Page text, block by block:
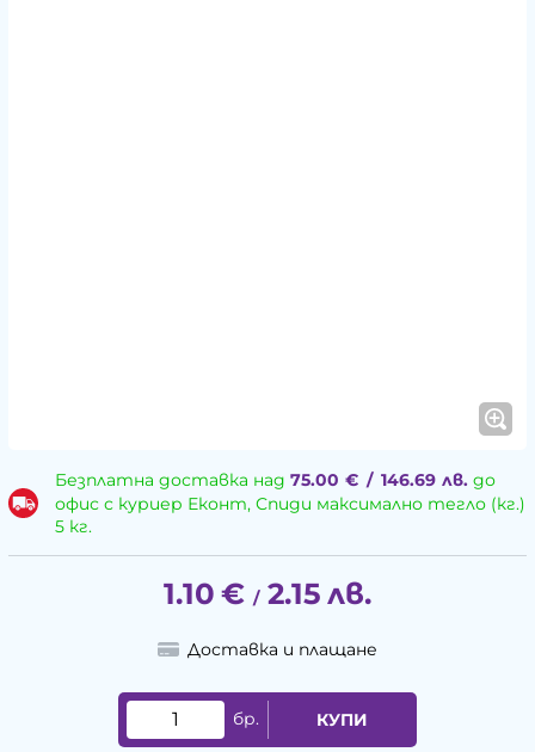
Безплатна доставка над 75.00 € / 146.69 лв.до
офис с куриер Еконт, Спиди максимално тегло (кг.)
5 кг.
1.10 € / 2.15 лв.
Доставка и плащане
бр. КУПИ